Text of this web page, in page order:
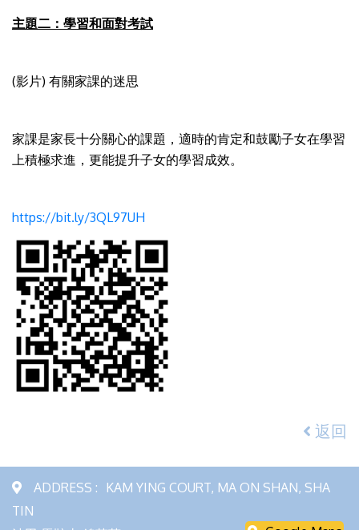
主題二：學習和面對考試
(影片) 有關家課的迷思
家課是家長十分關心的課題，適時的肯定和鼓勵子女在學習
上積極求進，更能提升子女的學習成效。
https://bit.ly/3QL97UH
返回
ADDRESS : KAM YING COURT, MA ON SHAN, SHA
TIN